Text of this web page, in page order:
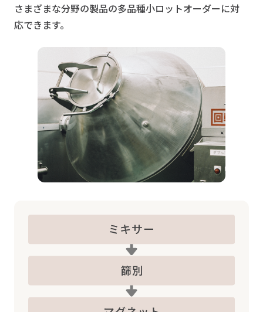
さまざまな分野の製品の多品種小ロットオーダーに対
応できます。